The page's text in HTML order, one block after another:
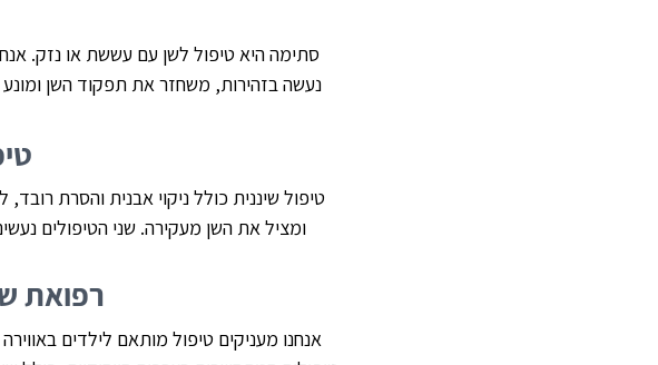
סתימה היא טיפול לשן עם עששת או נזק.
נעשה בזהירות, משחזר את תפקוד השן
טיפול שיננית כולל ניקוי אבנית והסרת
ומציל את השן מעקירה. שני הטיפולים
רפואת
אנחנו מעניקים טיפול מותאם לילדים